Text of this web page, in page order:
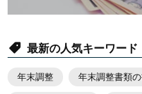
最新の人気キーワード
年末調整 年末調整書類